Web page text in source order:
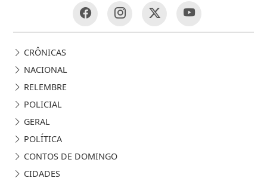
CRÔNICAS
NACIONAL
RELEMBRE
POLICIAL
GERAL
POLÍTICA
CONTOS DE DOMINGO
CIDADES